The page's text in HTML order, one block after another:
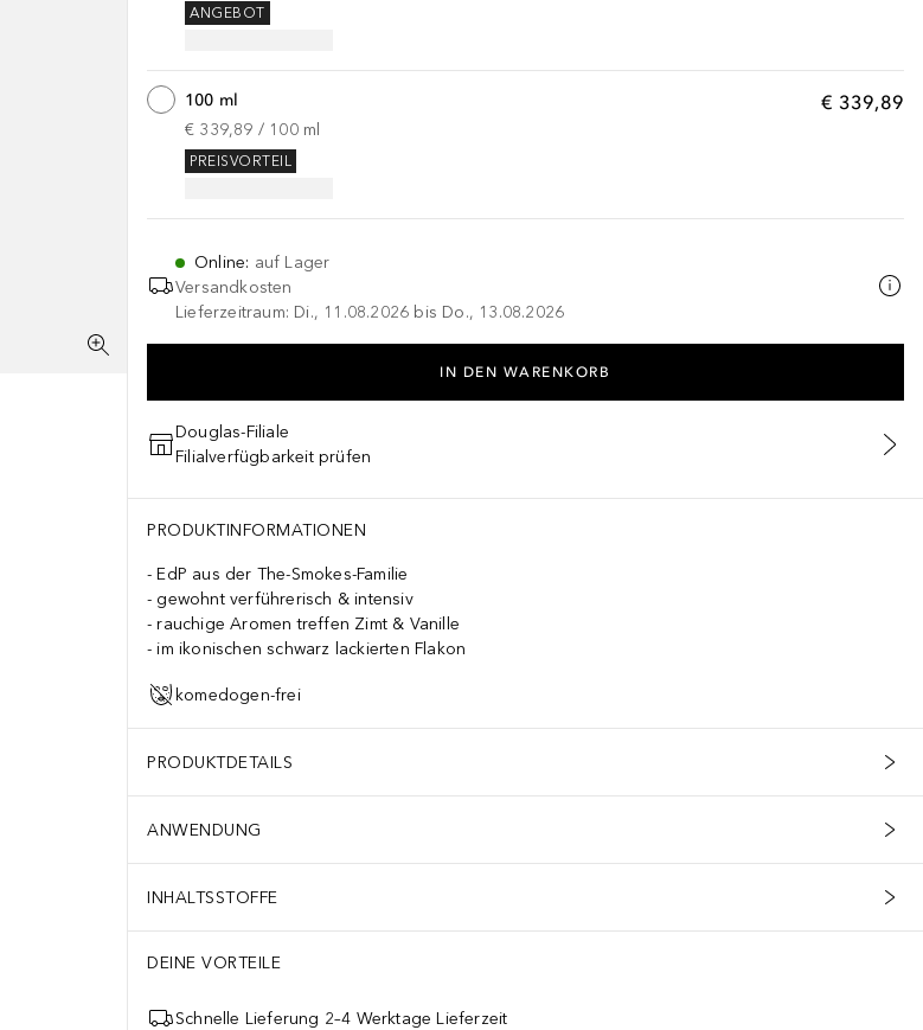
ANGEBOT
€ 339,89
100 ml
€ 339,89 / 100 ml
PREISVORTEIL
Online: auf Lager
Versandkosten
Lieferzeitraum: Di., 11.08.2026 bis Do., 13.08.2026
IN DEN WARENKORB
Douglas-Filiale
Filialverfügbarkeit prüfen
PRODUKTINFORMATIONEN
EdP aus der The-Smokes-Familie
gewohnt verführerisch & intensiv
rauchige Aromen treffen Zimt & Vanille
im ikonischen schwarz lackierten Flakon
komedogen-frei
PRODUKTDETAILS
ANWENDUNG
INHALTSSTOFFE
DEINE VORTEILE
Schnelle Lieferung 2–4 Werktage Lieferzeit